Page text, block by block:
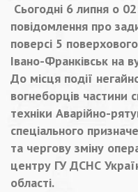
Сьогодні 6 липня о
повідомлення про
поверсі 5
Івано-Франківськ на
До місця події
вогнеборців частини
техніки Аварійно-
спеціального
та чергову зміну
центру ГУ ДСНС
області.